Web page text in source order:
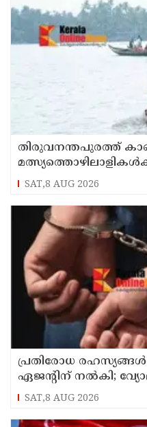
തിരുവനന്തപുരത്ത്
പുലര്‍ച്ചെ തുടങ്ങി
SAT,8 AUG 2026
പ്രതിരോധ
ഏജന്റിന് നല്‍കി;
അറസ്റ്റില്‍
SAT,8 AUG 2026